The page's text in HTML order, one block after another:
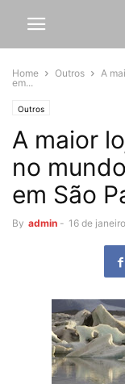
Home Outros
A
em...
Outros
A maior
no
em São
By admin - 16 de